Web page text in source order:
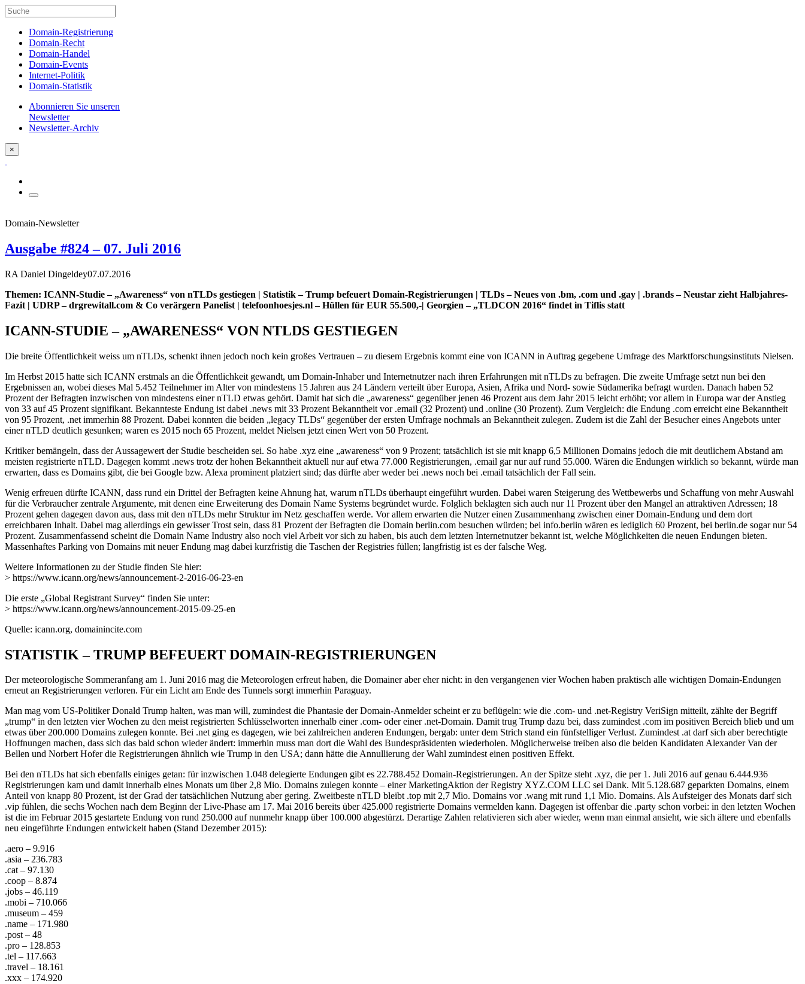
Domain-Registrierung
Domain-Recht
Domain-Handel
Domain-Events
Internet-Politik
Domain-Statistik
Abonnieren Sie unseren
Newsletter
Newsletter-Archiv
×
Domain-Newsletter
Ausgabe #824 – 07. Juli 2016
RA Daniel Dingeldey07.07.2016
Themen: ICANN-Studie – „Awareness“ von nTLDs gestiegen | Statistik – Trump befeuert Domain-Registrierungen | TLDs – Neues von .bm, .com und .gay | .brands – Neustar zieht Halbjahres-
Fazit | UDRP – drgrewitall.com & Co verärgern Panelist | telefoonhoesjes.nl – Hüllen für EUR 55.500,-| Georgien – „TLDCON 2016“ findet in Tiflis statt
ICANN-STUDIE – „AWARENESS“ VON NTLDS GESTIEGEN
Die breite Öffentlichkeit weiss um nTLDs, schenkt ihnen jedoch noch kein großes Vertrauen – zu diesem Ergebnis kommt eine von ICANN in Auftrag gegebene Umfrage des Marktforschungsinstituts Nielsen.
Im Herbst 2015 hatte sich ICANN erstmals an die Öffentlichkeit gewandt, um Domain-Inhaber und Internetnutzer nach ihren Erfahrungen mit nTLDs zu befragen. Die zweite Umfrage setzt nun bei den
Ergebnissen an, wobei dieses Mal 5.452 Teilnehmer im Alter von mindestens 15 Jahren aus 24 Ländern verteilt über Europa, Asien, Afrika und Nord- sowie Südamerika befragt wurden. Danach haben 52
Prozent der Befragten inzwischen von mindestens einer nTLD etwas gehört. Damit hat sich die „awareness“ gegenüber jenen 46 Prozent aus dem Jahr 2015 leicht erhöht; vor allem in Europa war der Anstieg
von 33 auf 45 Prozent signifikant. Bekannteste Endung ist dabei .news mit 33 Prozent Bekanntheit vor .email (32 Prozent) und .online (30 Prozent). Zum Vergleich: die Endung .com erreicht eine Bekanntheit
von 95 Prozent, .net immerhin 88 Prozent. Dabei konnten die beiden „legacy TLDs“ gegenüber der ersten Umfrage nochmals an Bekanntheit zulegen. Zudem ist die Zahl der Besucher eines Angebots unter
einer nTLD deutlich gesunken; waren es 2015 noch 65 Prozent, meldet Nielsen jetzt einen Wert von 50 Prozent.
Kritiker bemängeln, dass der Aussagewert der Studie bescheiden sei. So habe .xyz eine „awareness“ von 9 Prozent; tatsächlich ist sie mit knapp 6,5 Millionen Domains jedoch die mit deutlichem Abstand am
meisten registrierte nTLD. Dagegen kommt .news trotz der hohen Bekanntheit aktuell nur auf etwa 77.000 Registrierungen, .email gar nur auf rund 55.000. Wären die Endungen wirklich so bekannt, würde man
erwarten, dass es Domains gibt, die bei Google bzw. Alexa prominent platziert sind; das dürfte aber weder bei .news noch bei .email tatsächlich der Fall sein.
Wenig erfreuen dürfte ICANN, dass rund ein Drittel der Befragten keine Ahnung hat, warum nTLDs überhaupt eingeführt wurden. Dabei waren Steigerung des Wettbewerbs und Schaffung von mehr Auswahl
für die Verbraucher zentrale Argumente, mit denen eine Erweiterung des Domain Name Systems begründet wurde. Folglich beklagten sich auch nur 11 Prozent über den Mangel an attraktiven Adressen; 18
Prozent gehen dagegen davon aus, dass mit den nTLDs mehr Struktur im Netz geschaffen werde. Vor allem erwarten die Nutzer einen Zusammenhang zwischen einer Domain-Endung und dem dort
erreichbaren Inhalt. Dabei mag allerdings ein gewisser Trost sein, dass 81 Prozent der Befragten die Domain berlin.com besuchen würden; bei info.berlin wären es lediglich 60 Prozent, bei berlin.de sogar nur 54
Prozent. Zusammenfassend scheint die Domain Name Industry also noch viel Arbeit vor sich zu haben, bis auch dem letzten Internetnutzer bekannt ist, welche Möglichkeiten die neuen Endungen bieten.
Massenhaftes Parking von Domains mit neuer Endung mag dabei kurzfristig die Taschen der Registries füllen; langfristig ist es der falsche Weg.
Weitere Informationen zu der Studie finden Sie hier:
> https://www.icann.org/news/announcement-2-2016-06-23-en
Die erste „Global Registrant Survey“ finden Sie unter:
> https://www.icann.org/news/announcement-2015-09-25-en
Quelle: icann.org, domainincite.com
STATISTIK – TRUMP BEFEUERT DOMAIN-REGISTRIERUNGEN
Der meteorologische Sommeranfang am 1. Juni 2016 mag die Meteorologen erfreut haben, die Domainer aber eher nicht: in den vergangenen vier Wochen haben praktisch alle wichtigen Domain-Endungen
erneut an Registrierungen verloren. Für ein Licht am Ende des Tunnels sorgt immerhin Paraguay.
Man mag vom US-Politiker Donald Trump halten, was man will, zumindest die Phantasie der Domain-Anmelder scheint er zu beflügeln: wie die .com- und .net-Registry VeriSign mitteilt, zählte der Begriff
„trump“ in den letzten vier Wochen zu den meist registrierten Schlüsselworten innerhalb einer .com- oder einer .net-Domain. Damit trug Trump dazu bei, dass zumindest .com im positiven Bereich blieb und um
etwas über 200.000 Domains zulegen konnte. Bei .net ging es dagegen, wie bei zahlreichen anderen Endungen, bergab: unter dem Strich stand ein fünfstelliger Verlust. Zumindest .at darf sich aber berechtigte
Hoffnungen machen, dass sich das bald schon wieder ändert: immerhin muss man dort die Wahl des Bundespräsidenten wiederholen. Möglicherweise treiben also die beiden Kandidaten Alexander Van der
Bellen und Norbert Hofer die Registrierungen ähnlich wie Trump in den USA; dann hätte die Annullierung der Wahl zumindest einen positiven Effekt.
Bei den nTLDs hat sich ebenfalls einiges getan: für inzwischen 1.048 delegierte Endungen gibt es 22.788.452 Domain-Registrierungen. An der Spitze steht .xyz, die per 1. Juli 2016 auf genau 6.444.936
Registrierungen kam und damit innerhalb eines Monats um über 2,8 Mio. Domains zulegen konnte – einer MarketingAktion der Registry XYZ.COM LLC sei Dank. Mit 5.128.687 geparkten Domains, einem
Anteil von knapp 80 Prozent, ist der Grad der tatsächlichen Nutzung aber gering. Zweitbeste nTLD bleibt .top mit 2,7 Mio. Domains vor .wang mit rund 1,1 Mio. Domains. Als Aufsteiger des Monats darf sich
.vip fühlen, die sechs Wochen nach dem Beginn der Live-Phase am 17. Mai 2016 bereits über 425.000 registrierte Domains vermelden kann. Dagegen ist offenbar die .party schon vorbei: in den letzten Wochen
ist die im Februar 2015 gestartete Endung von rund 250.000 auf nunmehr knapp über 100.000 abgestürzt. Derartige Zahlen relativieren sich aber wieder, wenn man einmal ansieht, wie sich ältere und ebenfalls
neu eingeführte Endungen entwickelt haben (Stand Dezember 2015):
.aero – 9.916
.asia – 236.783
.cat – 97.130
.coop – 8.874
.jobs – 46.119
.mobi – 710.066
.museum – 459
.name – 171.980
.post – 48
.pro – 128.853
.tel – 117.663
.travel – 18.161
.xxx – 174.920